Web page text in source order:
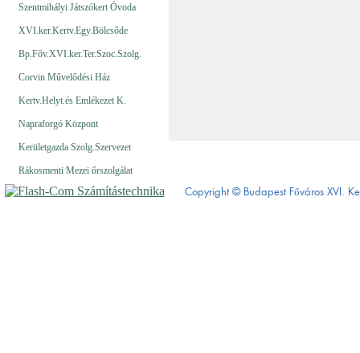
Szentmihályi Játszókert Óvoda
XVI.ker.Kertv.Egy.Bölcsőde
Bp.Főv.XVI.ker.Ter.Szoc.Szolg.
Corvin Művelődési Ház
Kertv.Helyt.és Emlékezet K.
Napraforgó Központ
Kerületgazda Szolg.Szervezet
Rákosmenti Mezei őrszolgálat
Copyright © Budapest Főváros